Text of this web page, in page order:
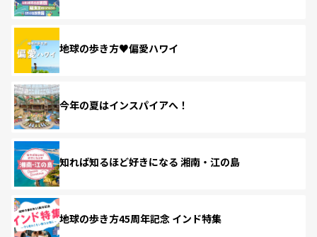
地球の歩き方♥偏愛ハワイ
今年の夏はインスパイアへ！
知れば知るほど好きになる 湘南・江の島
地球の歩き方45周年記念 インド特集